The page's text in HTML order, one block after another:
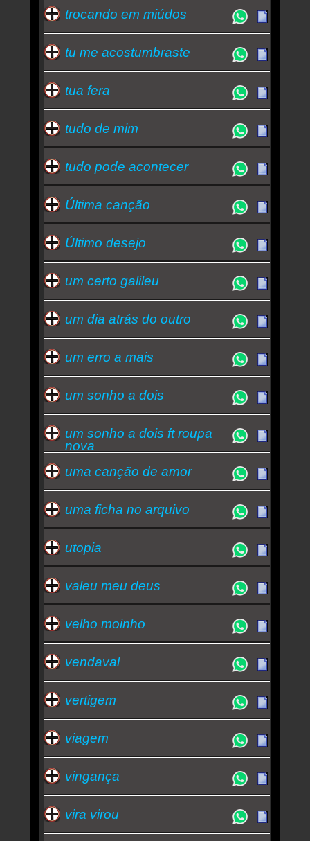
trocando em miúdos
tu me acostumbraste
tua fera
tudo de mim
tudo pode acontecer
Última canção
Último desejo
um certo galileu
um dia atrás do outro
um erro a mais
um sonho a dois
um sonho a dois ft roupa
nova
uma canção de amor
uma ficha no arquivo
utopia
valeu meu deus
velho moinho
vendaval
vertigem
viagem
vingança
vira virou